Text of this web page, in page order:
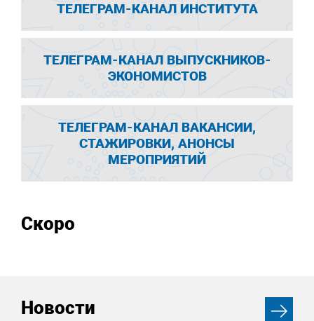
ТЕЛЕГРАМ-КАНАЛ ИНСТИТУТА
ТЕЛЕГРАМ-КАНАЛ ВЫПУСКНИКОВ-
ЭКОНОМИСТОВ
ТЕЛЕГРАМ-КАНАЛ ВАКАНСИИ,
СТАЖИРОВКИ, АНОНСЫ
МЕРОПРИЯТИЙ
Скоро
Новости